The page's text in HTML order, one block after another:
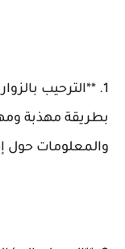
1. **الترحيب
بطريقة مهذبة
والمعلومات حول